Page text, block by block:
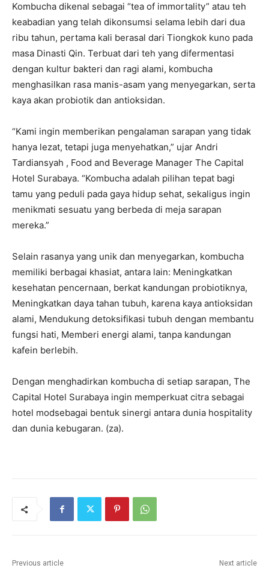
Kombucha dikenal sebagai “tea of immortality” atau teh
keabadian yang telah dikonsumsi selama lebih dari dua
ribu tahun, pertama kali berasal dari Tiongkok kuno pada
masa Dinasti Qin. Terbuat dari teh yang difermentasi
dengan kultur bakteri dan ragi alami, kombucha
menghasilkan rasa manis-asam yang menyegarkan, serta
kaya akan probiotik dan antioksidan.
“Kami ingin memberikan pengalaman sarapan yang tidak
hanya lezat, tetapi juga menyehatkan,” ujar Andri
Tardiansyah , Food and Beverage Manager The Capital
Hotel Surabaya. “Kombucha adalah pilihan tepat bagi
tamu yang peduli pada gaya hidup sehat, sekaligus ingin
menikmati sesuatu yang berbeda di meja sarapan
mereka.”
Selain rasanya yang unik dan menyegarkan, kombucha
memiliki berbagai khasiat, antara lain: Meningkatkan
kesehatan pencernaan, berkat kandungan probiotiknya,
Meningkatkan daya tahan tubuh, karena kaya antioksidan
alami, Mendukung detoksifikasi tubuh dengan membantu
fungsi hati, Memberi energi alami, tanpa kandungan
kafein berlebih.
Dengan menghadirkan kombucha di setiap sarapan, The
Capital Hotel Surabaya ingin memperkuat citra sebagai
hotel modsebagai bentuk sinergi antara dunia hospitality
dan dunia kebugaran. (za).
Previous article Next article